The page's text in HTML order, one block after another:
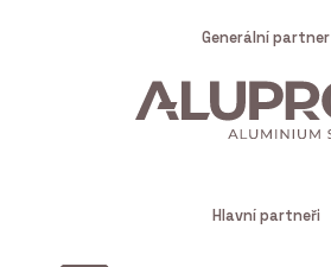
Generální partner
Hlavní partneři